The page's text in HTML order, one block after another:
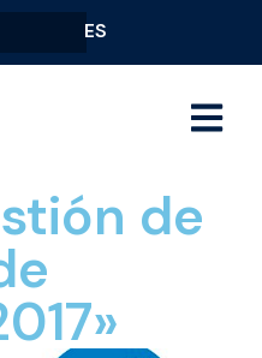
ES
de